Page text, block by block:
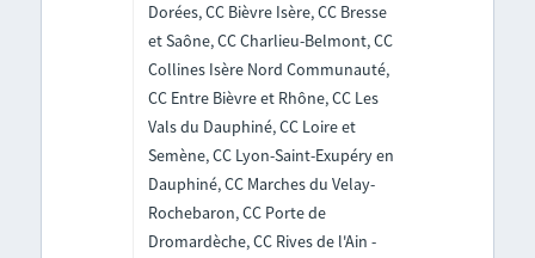
Dorées, CC Bièvre Isère, CC Bresse
et Saône, CC Charlieu-Belmont, CC
Collines Isère Nord Communauté,
CC Entre Bièvre et Rhône, CC Les
Vals du Dauphiné, CC Loire et
Semène, CC Lyon-Saint-Exupéry en
Dauphiné, CC Marches du Velay-
Rochebaron, CC Porte de
Dromardèche, CC Rives de l'Ain -